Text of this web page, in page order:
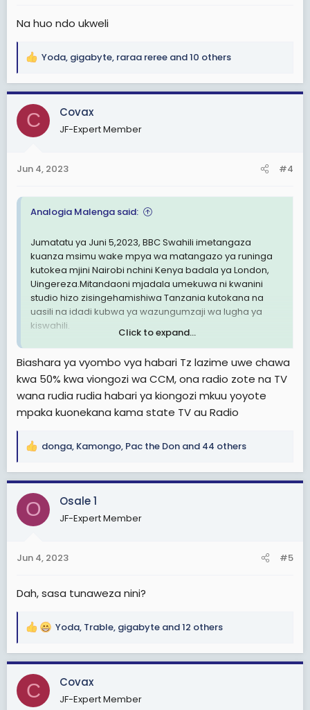
Na huo ndo ukweli
R
a
c
t
i
s
Yoda, gigabyte, raraa reree and 10 others
C Covax
JF-Expert Member
Jun 4, 2023 #4
Analogia Malenga said:
Jumatatu ya Juni 5,2023, BBC Swahili imetangaza
kuanza msimu wake mpya wa matangazo ya runinga
kutokea mjini Nairobi nchini Kenya badala ya London,
Uingereza.Mitandaoni mjadala umekuwa ni kwanini
studio hizo zisingehamishiwa Tanzania kutokana na
uasili na idadi kubwa ya wazungumzaji wa lugha ya
kiswahili.
kazi zake nchini Marekani kwa upande wake anasema
mazingira ya kuwekeza na kufanya kazi za uanahabari
nchini Tanzania ni magumu na yaliyoandamwa na
urasimu mkubwa kulinganisha na jirani zetu Kenya.
Click to expand...
Biashara ya vyombo vya habari Tz lazime uwe chawa
kwa 50% kwa viongozi wa CCM, ona radio zote na TV
wana rudia rudia habari ya kiongozi mkuu yoyote
mpaka kuonekana kama state TV au Radio
R
a
c
t
i
s
donga, Kamongo, Pac the Don and 44 others
O Osale 1
JF-Expert Member
Jun 4, 2023 #5
Dah, sasa tunaweza nini?
R
a
c
t
i
Yoda, Trable, gigabyte and 12 others
C Covax
JF-Expert Member